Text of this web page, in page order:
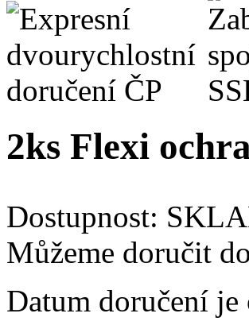
2ks Flexi
Dostupnost:
Můžeme doručit
Datum doručení je